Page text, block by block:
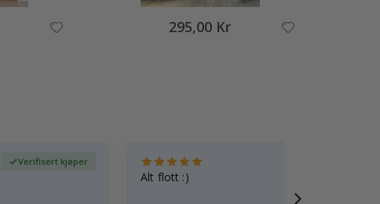
295,00 Kr
Verifisert kjøper
Alt flott :)